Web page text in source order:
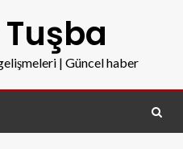
| Güncel haber